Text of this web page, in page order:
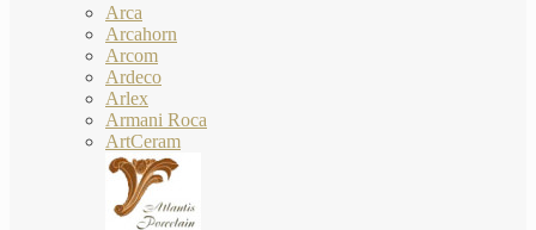
Arca
Arcahorn
Arcom
Ardeco
Arlex
Armani Roca
ArtCeram